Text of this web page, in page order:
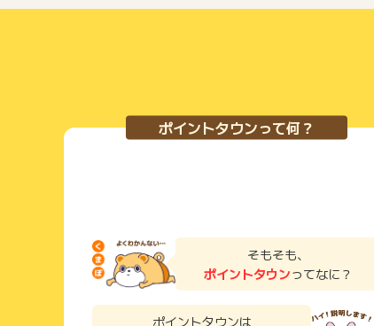
ポイントタウンって何？
そもそも、
ポイントタウンってなに？
ポイントタウンは